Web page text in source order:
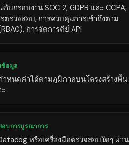
บกรอบงาน SOC 2, GDPR และ CCPA;
ตรวจสอบ, การควบคุมการเข้าถึงตาม
การจัดการคีย์ API
ข้อมูล
ำหนดค่าได้ตามภูมิภาคบนโครงสร้างพื้น
อบการบูรณาการ
หรือเครื่องมือตรวจสอบใดๆ ผ่าน